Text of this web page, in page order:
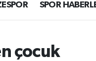
SPOR
çocuk
Fikstür